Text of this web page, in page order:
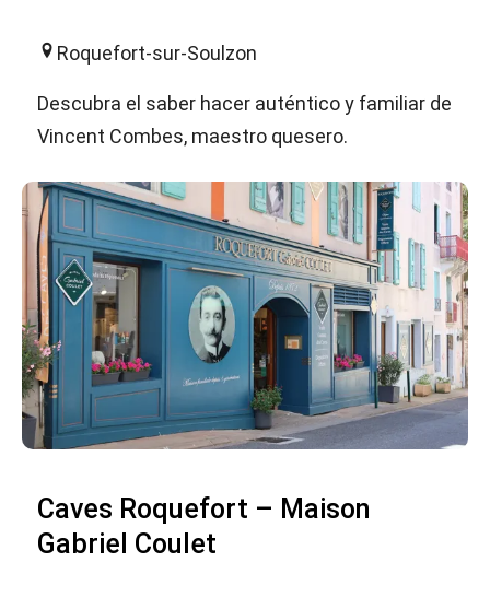
Roquefort-sur-Soulzon
Descubra el saber hacer auténtico y familiar de
Vincent Combes, maestro quesero.
Caves Roquefort – Maison
Gabriel Coulet